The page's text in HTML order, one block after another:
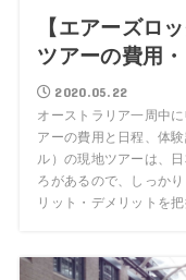
【エアーズロ
ツアーの費用
2020.05.22
オーストラリア一周中
アーの費用と日程、体
ル）の現地ツアーは、
ろがあるので、しっか
リット・デメリットを